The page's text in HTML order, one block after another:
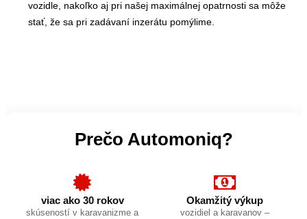
vozidle, nakoľko aj pri našej maximálnej opatrnosti sa môže
stať, že sa pri zadávaní inzerátu pomýlime.
Prečo Automoniq?
viac ako 30 rokov
skúseností v karavanizme a
Okamžitý výkup
vozidiel a karavanov –